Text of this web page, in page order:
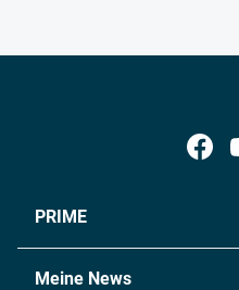
PRIME
Meine News